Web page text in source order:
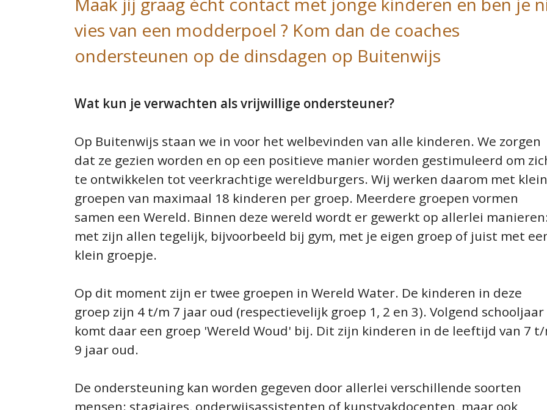
vies van een modderpoel ? Kom dan de coaches
ondersteunen op de dinsdagen op Buitenwijs
Wat kun je verwachten als vrijwillige ondersteuner?
Op Buitenwijs staan we in voor het welbevinden van alle kinderen. We zorgen
dat ze gezien worden en op een positieve manier worden gestimuleerd om
te ontwikkelen tot veerkrachtige wereldburgers. Wij werken daarom met
groepen van maximaal 18 kinderen per groep. Meerdere groepen vormen
samen een Wereld. Binnen deze wereld wordt er gewerkt op allerlei
met zijn allen tegelijk, bijvoorbeeld bij gym, met je eigen groep of juist met
klein groepje.
Op dit moment zijn er twee groepen in Wereld Water. De kinderen in deze
groep zijn 4 t/m 7 jaar oud (respectievelijk groep 1, 2 en 3). Volgend schooljaar
komt daar een groep 'Wereld Woud' bij. Dit zijn kinderen in de leeftijd van 7
9 jaar oud.
De ondersteuning kan worden gegeven door allerlei verschillende soorten
mensen: stagiaires, onderwijsassistenten of kunstvakdocenten, maar ook